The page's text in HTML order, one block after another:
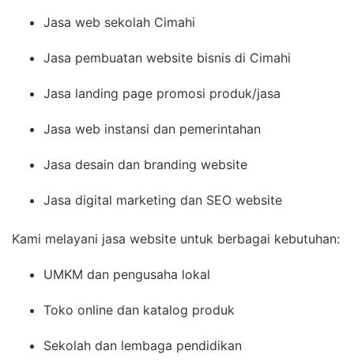
Jasa web sekolah Cimahi
Jasa pembuatan website bisnis di Cimahi
Jasa landing page promosi produk/jasa
Jasa web instansi dan pemerintahan
Jasa desain dan branding website
Jasa digital marketing dan SEO website
Kami melayani jasa website untuk berbagai kebutuhan:
UMKM dan pengusaha lokal
Toko online dan katalog produk
Sekolah dan lembaga pendidikan